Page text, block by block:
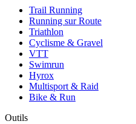
Trail Running
Running sur Route
Triathlon
Cyclisme & Gravel
VTT
Swimrun
Hyrox
Multisport & Raid
Bike & Run
Outils